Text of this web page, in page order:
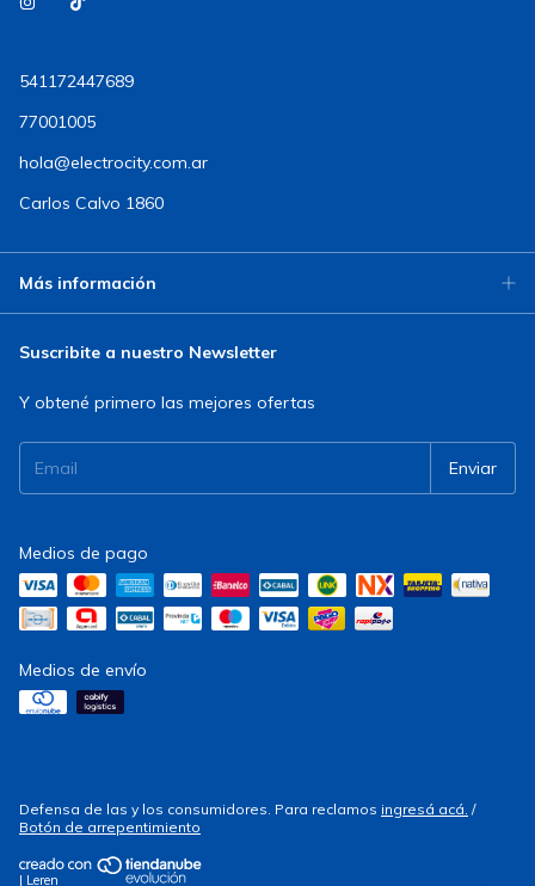
541172447689
77001005
hola@electrocity.com.ar
Carlos Calvo 1860
Más información
Suscribite a nuestro Newsletter
Y obtené primero las mejores ofertas
Medios de pago
Medios de envío
Defensa de las y los consumidores. Para reclamos ingresá acá. /
Botón de arrepentimiento
| Leren